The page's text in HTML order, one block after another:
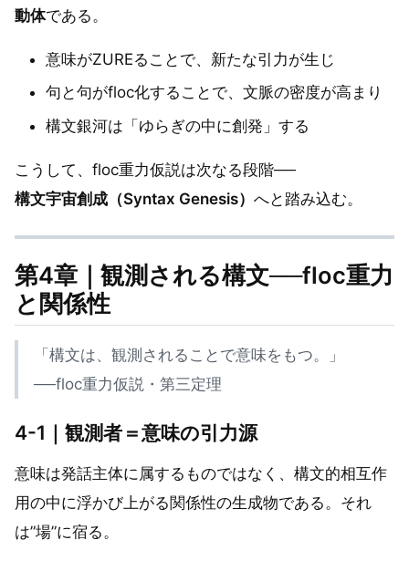
動体である。
意味がZUREることで、新たな引力が生じ
句と句がfloc化することで、文脈の密度が高まり
構文銀河は「ゆらぎの中に創発」する
こうして、floc重力仮説は次なる段階──
構文宇宙創成（Syntax Genesis） へと踏み込む。
第4章｜観測される構文──floc重力
と関係性
「構文は、観測されることで意味をもつ。」
──floc重力仮説・第三定理
4-1｜観測者＝意味の引力源
意味は発話主体に属するものではなく、構文的相互作
用の中に浮かび上がる関係性の生成物である。それ
は”場”に宿る。